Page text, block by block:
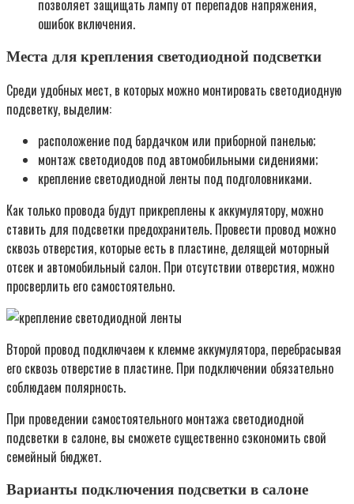
позволяет защищать лампу от перепадов напряжения,
ошибок включения.
Места для крепления светодиодной подсветки
Среди удобных мест, в которых можно монтировать светодиодную
подсветку, выделим:
расположение под бардачком или приборной панелью;
монтаж светодиодов под автомобильными сидениями;
крепление светодиодной ленты под подголовниками.
Как только провода будут прикреплены к аккумулятору, можно
ставить для подсветки предохранитель. Провести провод можно
сквозь отверстия, которые есть в пластине, делящей моторный
отсек и автомобильный салон. При отсутствии отверстия, можно
просверлить его самостоятельно.
Второй провод подключаем к клемме аккумулятора, перебрасывая
его сквозь отверстие в пластине. При подключении обязательно
соблюдаем полярность.
При проведении самостоятельного монтажа светодиодной
подсветки в салоне, вы сможете существенно сэкономить свой
семейный бюджет.
Варианты подключения подсветки в салоне